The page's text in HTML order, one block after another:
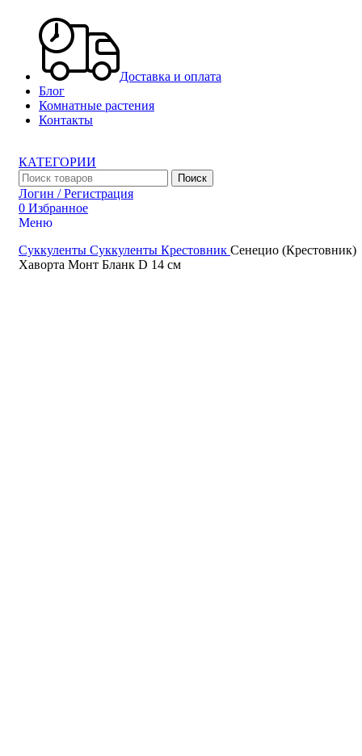
Доставка и оплата
Блог
Комнатные растения
Контакты
КАТЕГОРИИ
Поиск
Логин / Регистрация
0 Избранное
Меню
Поиск
Суккуленты Суккуленты Крестовник Сенецио (Крестовник)
Хаворта Монт Бланк D 14 см